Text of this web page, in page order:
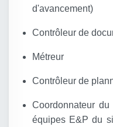
d'avancement)
Contrôleur de
Métreur
Contrôleur de
Coordonnateur
équipes E&P du